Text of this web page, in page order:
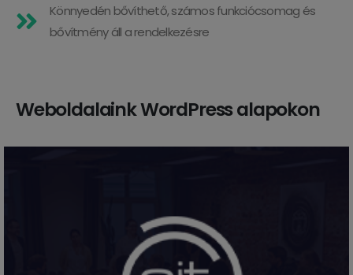
Könnyedén bővíthető, számos funkciócsomag és
bővítmény áll a rendelkezésre
Weboldalaink WordPress alapokon